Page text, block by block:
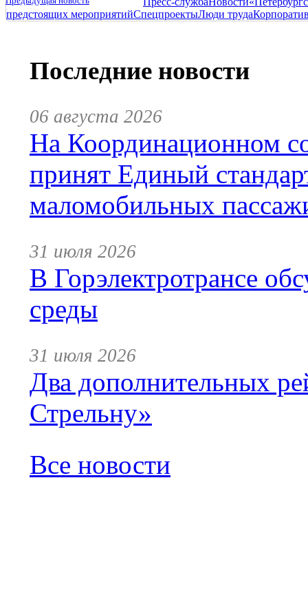
предстоящих мероприятийСпецпроектыЛюди труда
Последние новости
06 августа 2026
На Координационном
принят Единый
маломобильных
31 июля 2026
В Горэлектротрансе
среды
31 июля 2026
Два дополнительных
Стрельну»
Все новости